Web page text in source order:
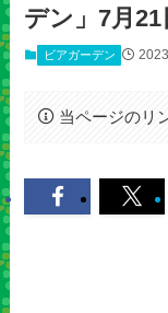
デン」7月21
ビアガーデン
当ページのリ